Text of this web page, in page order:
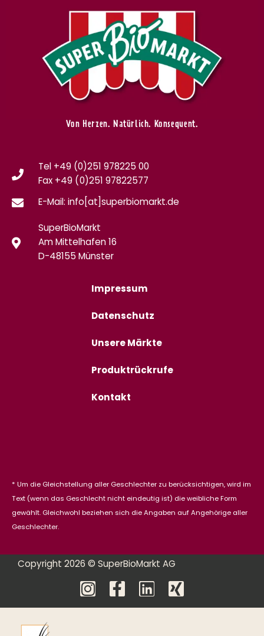
Von Herzen. Natürlich. Konsequent.
Tel +49 (0)251 978225 00
Fax +49 (0)251 97822577
E-Mail: info[at]superbiomarkt.de
SuperBioMarkt
Am Mittelhafen 16
D-48155 Münster
Impressum
Datenschutz
Unsere Märkte
Produktrückrufe
Kontakt
* Um die Gleichstellung aller Geschlechter zu berücksichtigen, wird im
Text (wenn das Geschlecht nicht eindeutig ist) die weibliche Form
gewählt. Gleichwohl beziehen sich die Angaben auf Angehörige aller
Geschlechter.
Copyright 2026 © SuperBioMarkt AG